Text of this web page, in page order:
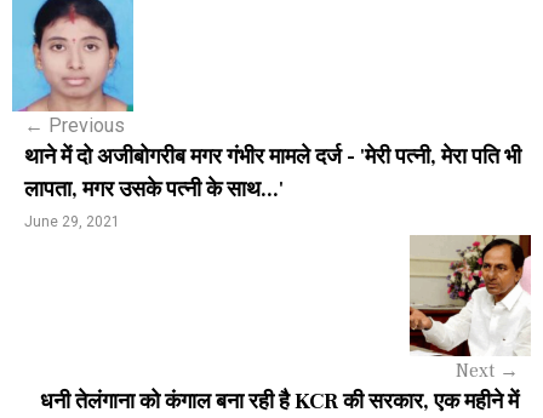
s
n
a
← Previous
थाने में दो अजीबोगरीब मगर गंभीर मामले दर्ज - 'मेरी पत्नी, मेरा पति भी
लापता, मगर उसके पत्नी के साथ...'
June 29, 2021
Next →
धनी तेलंगाना को कंगाल बना रही है KCR की सरकार, एक महीने में